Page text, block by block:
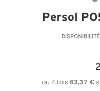
Persol